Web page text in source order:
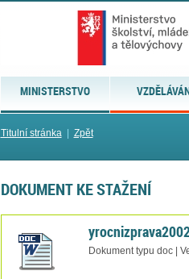
MINISTERSTVO
Titulní stránka| Zpět
DOKUMENT KE STAŽENÍ
Dokument typu doc |